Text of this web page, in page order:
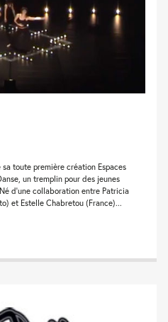
toute première création Espaces
un tremplin pour des jeunes
d’une collaboration entre Patricia
et Estelle Chabretou (France)...